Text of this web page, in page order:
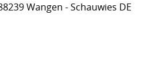
Wangen - Schauwies DE